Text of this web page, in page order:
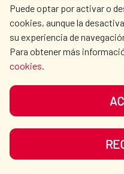
Puede optar por activar o
cookies, aunque la
su experiencia de
Para obtener más
cookies.
NUESTRAS REDES